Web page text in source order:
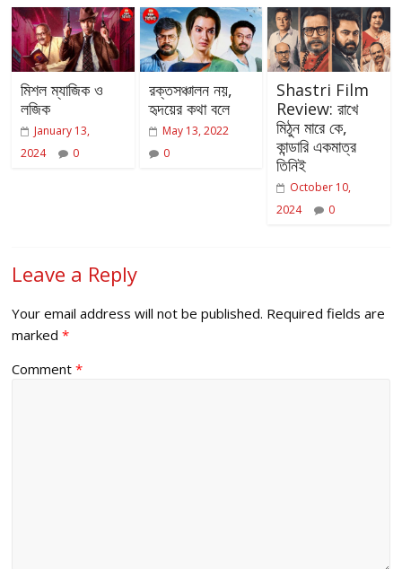
মিশল ম্যাজিক ও
লজিক
January 13,
2024
0
রক্তসঞ্চালন নয়,
হৃদয়ের কথা বলে
May 13, 2022
0
Shastri Film
Review: রাখে
মিঠুন মারে কে,
কান্ডারি একমাত্র
তিনিই
October 10,
2024
0
Leave a Reply
Your email address will not be published. Required fields are
marked*
Comment*